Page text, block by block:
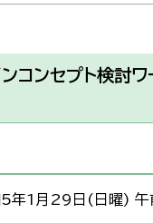
コンセプト検討ワ
5年1月29日(日曜)